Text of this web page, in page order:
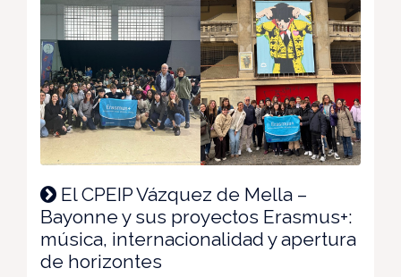
El CPEIP Vázquez de Mella –
Bayonne y sus proyectos Erasmus+:
música, internacionalidad y apertura
de horizontes